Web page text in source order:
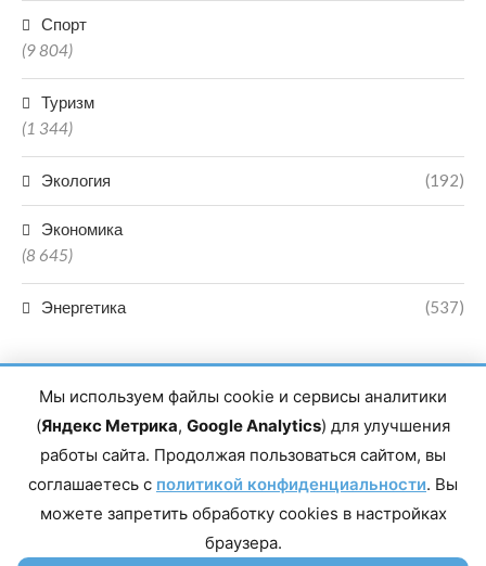
Спорт
(9 804)
Туризм
(1 344)
Экология (192)
Экономика
(8 645)
Энергетика (537)
Главный редактор сетевого издания Магомаев Тимур Нухович.
Контакты редакции: 8(988)-292-94-34 Почта: vestiskfo@gmail.com По
Республика Дагестан, г. Махачкала, пр-т Насрутдинова, д. 1а. Все
права защищены. Копирование и использование полных материалов
запрещено, частичное цитирование возможно только при условии
Мы используем файлы cookie и сервисы аналитики
(Яндекс Метрика, Google Analytics) для улучшения
работы сайта. Продолжая пользоваться сайтом, вы
соглашаетесь с политикой конфиденциальности. Вы
можете запретить обработку cookies в настройках
браузера.